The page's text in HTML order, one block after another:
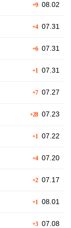
+908.02
+407.31
+607.31
+1 07.31
+707.27
+2807.23
+1 07.22
+407.20
+207.17
+1 08.01
+307.08